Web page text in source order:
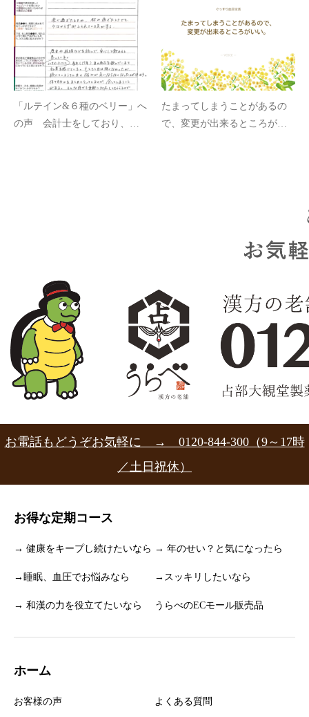
「ルテイン&６種のベリー」へ
の声 会計士をしており、長
たまってしまうことがあるの
で、変更が出来るところがい
お電話もどうぞお気軽に → 0120-844-300（9～17時
／土日祝休）
お得な定期コース
→ 健康をキープし続けたいなら → 年のせい？と気になったら
→睡眠、血圧でお悩みなら →スッキリしたいなら
→ 和漢の力を役立てたいなら うらべのECモール販売品
ホーム
お客様の声 よくある質問